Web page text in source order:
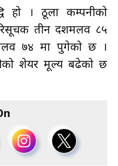
हो । ठूला कम्पनीको
तीन दशमलव ८५
७४ मा पुगेको छ ।
शेयर मूल्य बढेको छ